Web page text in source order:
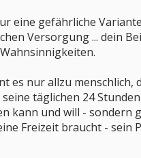
eine gefährliche
Versorgung ... dein
es nur allzu menschlich,
seine täglichen 24
kann und will - sondern
Freizeit braucht - sein